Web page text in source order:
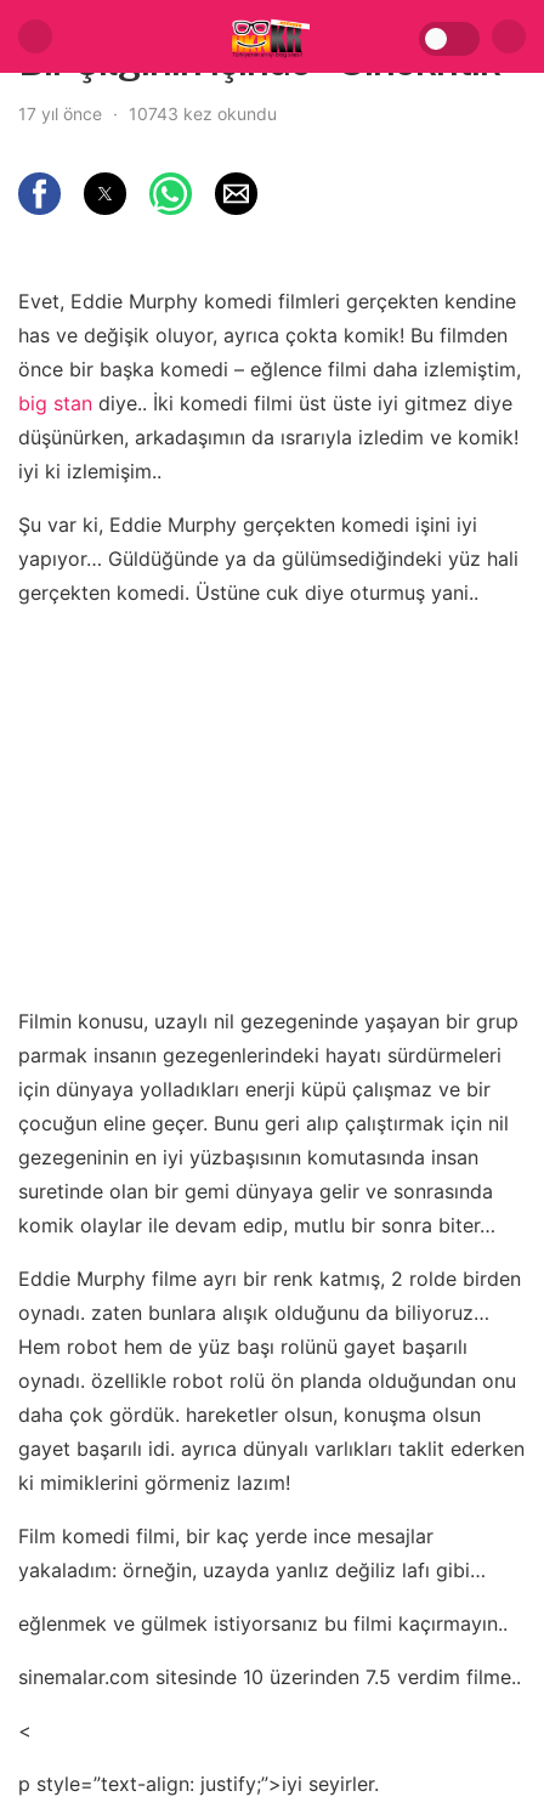
Bir Çılgının içinde – Sinekritik
17 yıl önce 10743 kez okundu
Evet, Eddie Murphy komedi filmleri gerçekten kendine
has ve değişik oluyor, ayrıca çokta komik! Bu filmden
önce bir başka komedi – eğlence filmi daha izlemiştim,
big stan diye.. İki komedi filmi üst üste iyi gitmez diye
düşünürken, arkadaşımın da ısrarıyla izledim ve komik!
iyi ki izlemişim..
Şu var ki, Eddie Murphy gerçekten komedi işini iyi
yapıyor… Güldüğünde ya da gülümsediğindeki yüz hali
gerçekten komedi. Üstüne cuk diye oturmuş yani..
Filmin konusu, uzaylı nil gezegeninde yaşayan bir grup
parmak insanın gezegenlerindeki hayatı sürdürmeleri
için dünyaya yolladıkları enerji küpü çalışmaz ve bir
çocuğun eline geçer. Bunu geri alıp çalıştırmak için nil
gezegeninin en iyi yüzbaşısının komutasında insan
suretinde olan bir gemi dünyaya gelir ve sonrasında
komik olaylar ile devam edip, mutlu bir sonra biter…
Eddie Murphy filme ayrı bir renk katmış, 2 rolde birden
oynadı. zaten bunlara alışık olduğunu da biliyoruz…
Hem robot hem de yüz başı rolünü gayet başarılı
oynadı. özellikle robot rolü ön planda olduğundan onu
daha çok gördük. hareketler olsun, konuşma olsun
gayet başarılı idi. ayrıca dünyalı varlıkları taklit ederken
ki mimiklerini görmeniz lazım!
Film komedi filmi, bir kaç yerde ince mesajlar
yakaladım: örneğin, uzayda yanlız değiliz lafı gibi…
eğlenmek ve gülmek istiyorsanız bu filmi kaçırmayın..
sinemalar.com sitesinde 10 üzerinden 7.5 verdim filme..
<
p style=”text-align: justify;”>iyi seyirler.